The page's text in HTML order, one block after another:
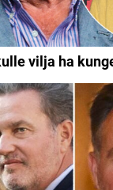
vilja ha